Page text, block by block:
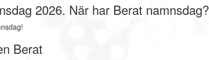
2026. När har Berat namnsdag?
Berat